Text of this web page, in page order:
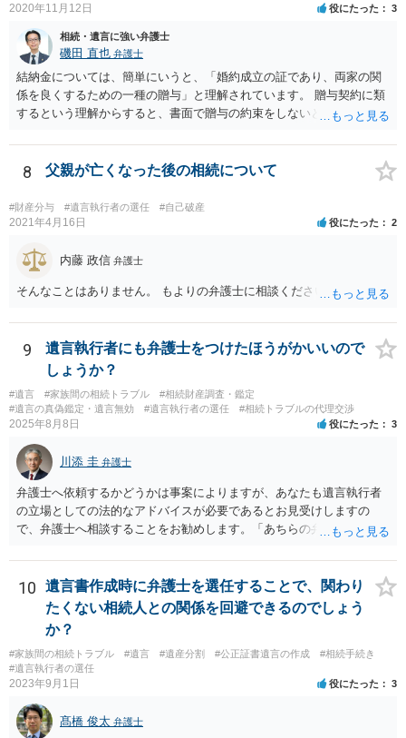
2020年11月12日 役にたった 3
相続・遺言に強い弁護士
磯田 直也 弁護士
結納金については、簡単にいうと、「婚約成立の証であり、両家の関
係を良くするための一種の贈与」と理解されています。 贈与契約に類
するという理解からすると、書面で贈与の約束をしないと相手方は支
ことは困難です。 くれぐれも今後お気をつけください。 弁護士に対応
を依頼されるのも悪くはありませんが、感情的な理由が強いと思いま
8 父親が亡くなった後の相続について
#財産分与 #遺言執行者の選任 #自己破産
2021年4月16日 役にたった 2
内藤 政信 弁護士
そんなことはありません。 もよりの弁護士に相談ください。
9
遺言執行者にも弁護士をつけたほうがかいいので
しょうか？
#遺言 #家族間の相続トラブル
#相続財産調査・鑑定
#遺言の真偽鑑定・遺言無効
#遺言執行者の選任 #相続トラブルの代理交渉
2025年8月8日 役にたった 3
川添 圭 弁護士
弁護士へ依頼するかどうかは事案によりますが、あなたも遺言執行者
の立場としての法的なアドバイスが必要であるとお見受けしますの
で、弁護士へ相談することをお勧めします。「あちらの弁護士」（元
誘導しかしてこないと思います。
10
遺言書作成時に弁護士を選任することで、関わり
たくない相続人との関係を回避できるのでしょう
か？
#家族間の相続トラブル #遺言 #遺産分割 #公正証書遺言の作成
#相続手続き
#遺言執行者の選任
2023年9月1日 役にたった 3
髙橋 俊太 弁護士